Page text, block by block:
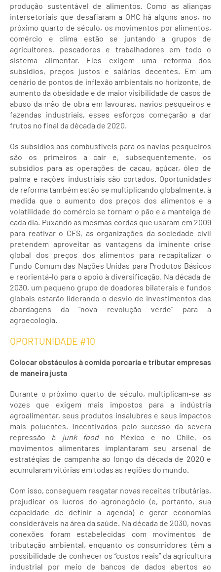
produção sustentável de alimentos. Como as alianças
intersetoriais que desafiaram a OMC há alguns anos, no
próximo quarto de século, os movimentos por alimentos,
comércio e clima estão se juntando a grupos de
agricultores, pescadores e trabalhadores em todo o
sistema alimentar. Eles exigem uma reforma dos
subsídios, preços justos e salários decentes. Em um
cenário de pontos de inflexão ambientais no horizonte, de
aumento da obesidade e de maior visibilidade de casos de
abuso da mão de obra em lavouras, navios pesqueiros e
fazendas industriais, esses esforços começarão a dar
frutos no final da década de 2020.
Os subsídios aos combustíveis para os navios pesqueiros
são os primeiros a cair e, subsequentemente, os
subsídios para as operações de cacau, açúcar, óleo de
palma e rações industriais são cortados. Oportunidades
de reforma também estão se multiplicando globalmente, à
medida que o aumento dos preços dos alimentos e a
volatilidade do comércio se tornam o pão e a manteiga de
cada dia. Puxando as mesmas cordas que usaram em 2009
para reativar o CFS, as organizações da sociedade civil
pretendem aproveitar as vantagens da iminente crise
global dos preços dos alimentos para recapitalizar o
Fundo Comum das Nações Unidas para Produtos Básicos
e reorientá-lo para o apoio à diversificação. Na década de
2030, um pequeno grupo de doadores bilaterais e fundos
globais estarão liderando o desvio de investimentos das
abordagens da “nova revolução verde” para a
agroecologia.
OPORTUNIDADE #10
Colocar obstáculos à comida porcaria e tributar empresas
de maneira justa
Durante o próximo quarto de século, multiplicam-se as
vozes que exigem mais impostos para a indústria
agroalimentar, seus produtos insalubres e seus impactos
mais poluentes. Incentivados pelo sucesso da severa
repressão à junk foodno México e no Chile, os
movimentos alimentares implantaram seu arsenal de
estratégias de campanha ao longo da década de 2020 e
acumularam vitórias em todas as regiões do mundo.
Com isso, conseguem resgatar novas receitas tributárias,
prejudicar os lucros do agronegócio (e, portanto, sua
capacidade de definir a agenda) e gerar economias
consideráveis ​​na área da saúde. Na década de 2030, novas
conexões foram estabelecidas com movimentos de
tributação ambiental, enquanto os consumidores têm a
possibilidade de conhecer os “custos reais” da agricultura
industrial por meio de bancos de dados abertos ao